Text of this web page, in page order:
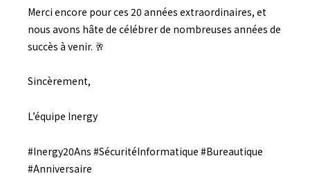
Merci encore pour ces 20 années extraordinaires, et
nous avons hâte de célébrer de nombreuses années de
succès à venir. 🥂
Sincèrement,
L’équipe Inergy
#Inergy20Ans #SécuritéInformatique #Bureautique
#Anniversaire